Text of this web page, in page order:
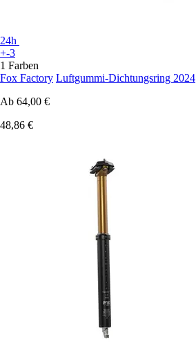
24h
+-3
1 Farben
Fox Factory Luftgummi-Dichtungsring 2024
Ab 64,00 €
48,86 €